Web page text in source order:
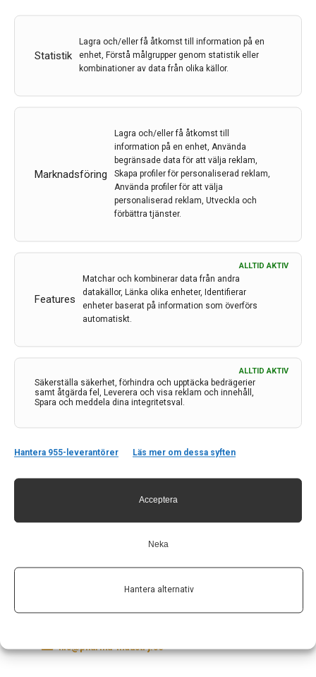
Statistik
Lagra och/eller få åtkomst till information på en
enhet, Förstå målgrupper genom statistik eller
kombinationer av data från olika källor.
Marknadsföring
Lagra och/eller få åtkomst till
information på en enhet, Använda
begränsade data för att välja reklam,
Skapa profiler för personaliserad reklam,
Använda profiler för att välja
personaliserad reklam, Utveckla och
förbättra tjänster.
Features
ALLTID AKTIV
Matchar och kombinerar data från andra
datakällor, Länka olika enheter, Identifierar
enheter baserat på information som överförs
automatiskt.
Säkerställa säkerhet, förhindra och upptäcka bedrägerier
samt åtgärda fel, Leverera och visa reklam och innehåll,
Spara och meddela dina integritetsval.
ALLTID AKTIV
Hantera 955-leverantörer Läs mer om dessa syften
Acceptera
Neka
Hantera alternativ
Kostnaden för strokevården spås
STROKE-Riksförbundet
Ove Puisto,Stroke,STROKE-Riksförbundet
Idag den 9 november presenterar den europeiska
Europé” som visar på att strokevården i Europa som
redan nu beräknades kostar cirka 600 miljarder per år
kommer öka med 44 procent till över 850 miljarder
kronor fram till 2040.
c/o Forskaren Office Hub
nis@pharma-industry.se